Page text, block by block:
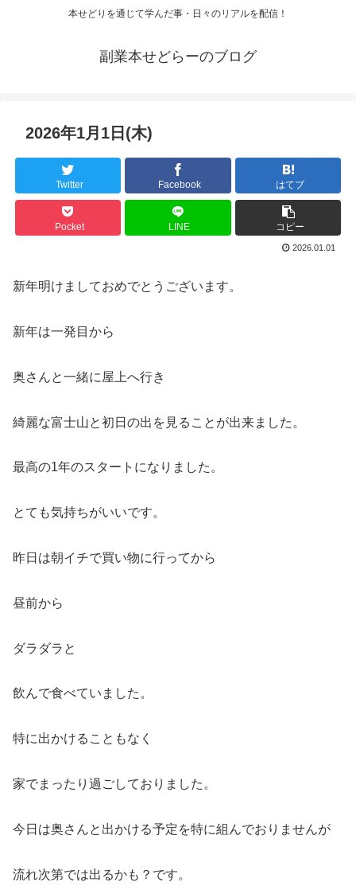
本せどりを通じて学んだ事・日々のリアルを配信！
副業本せどらーのブログ
2026年1月1日(木)
Twitter Facebook はてブ
Pocket LINE コピー
2026.01.01
新年明けましておめでとうございます。
新年は一発目から
奥さんと一緒に屋上へ行き
綺麗な富士山と初日の出を見ることが出来ました。
最高の1年のスタートになりました。
とても気持ちがいいです。
昨日は朝イチで買い物に行ってから
昼前から
ダラダラと
飲んで食べていました。
特に出かけることもなく
家でまったり過ごしておりました。
今日は奥さんと出かける予定を特に組んでおりませんが
流れ次第では出るかも？です。